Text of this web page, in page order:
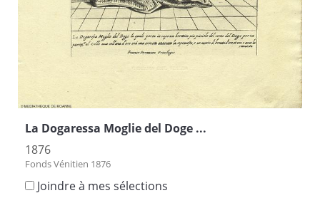
La Dogaressa Moglie del Doge ...
1876
Fonds Vénitien 1876
Joindre à mes sélections